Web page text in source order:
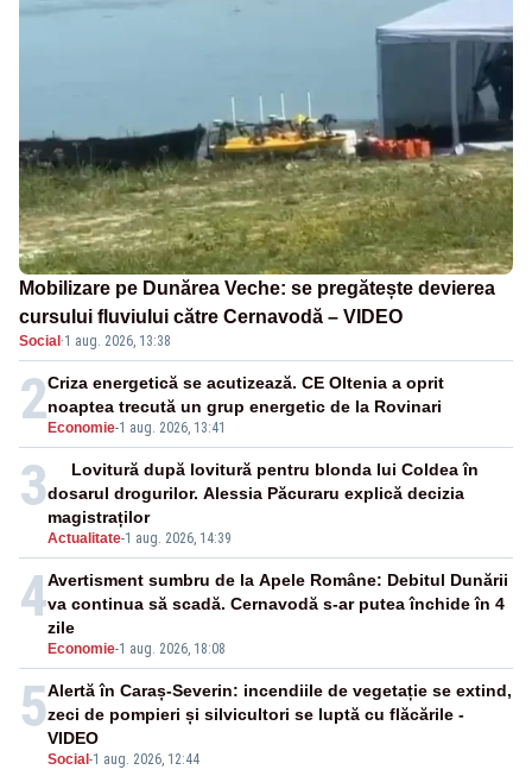
Mobilizare pe Dunărea Veche: se pregătește devierea
cursului fluviului către Cernavodă – VIDEO
Social ·1 aug. 2026, 13:38
2 Economie-1 aug. 2026, 13:41
Criza energetică se acutizează. CE Oltenia a oprit
noaptea trecută un grup energetic de la Rovinari
3
Actualitate-1 aug. 2026, 14:39
Lovitură după lovitură pentru blonda lui Coldea în
dosarul drogurilor. Alessia Păcuraru explică decizia
magistraților
4
Economie-1 aug. 2026, 18:08
Avertisment sumbru de la Apele Române: Debitul Dunării
va continua să scadă. Cernavodă s-ar putea închide în 4
zile
5
Social -1 aug. 2026, 12:44
Alertă în Caraș-Severin: incendiile de vegetație se extind,
zeci de pompieri și silvicultori se luptă cu flăcările -
VIDEO